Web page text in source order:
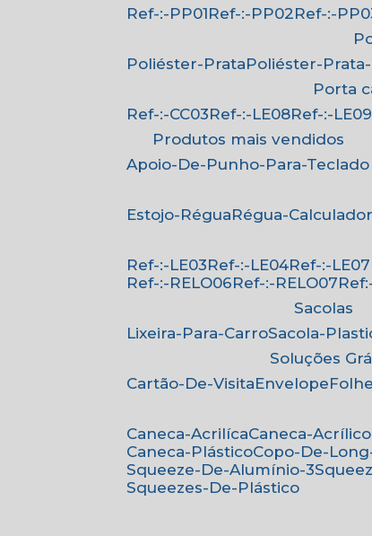
Ref-:-PP01
Ref-:-PP02 Ref-:-
Poliéster-Prata
Poliéster-
Porta
Ref-:-CC03
Ref-:-LE08 Ref-:-LE09
Produtos mais vendidos
Apoio-De-Punho-Para-Teclado
Estojo-Régua
Régua-
Ref-:-LE03
Ref-:-LE04 Ref-:-LE07
Ref-:-RELO06
Ref-:-RELO07
Sacolas
Lixeira-Para-Carro Sacola-
Soluções
Cartão-De-Visita
Envelope
Caneca-Acrilíca
Caneca-Acrílico
Caneca-Plástico
Copo-De-
Squeeze-De-Alumínio-3
Squeezes-De-Plástico